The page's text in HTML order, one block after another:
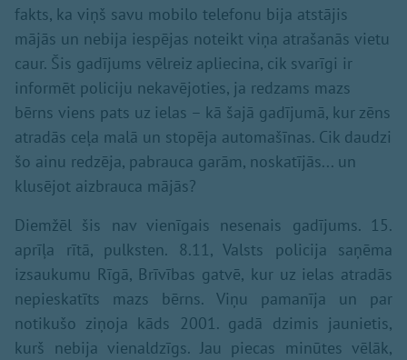
fakts, ka viņš savu mobilo telefonu bija atstājis
mājās un nebija iespējas noteikt viņa atrašanās vietu
caur. Šis gadījums vēlreiz apliecina, cik svarīgi ir
informēt policiju nekavējoties, ja redzams mazs
bērns viens pats uz ielas – kā šajā gadījumā, kur zēns
atradās ceļa malā un stopēja automašīnas. Cik daudzi
šo ainu redzēja, pabrauca garām, noskatījās... un
klusējot aizbrauca mājās?
Diemžēl šis nav vienīgais nesenais gadījums. 15.
aprīļa rītā, pulksten. 8.11, Valsts policija saņēma
izsaukumu Rīgā, Brīvības gatvē, kur uz ielas atradās
nepieskatīts mazs bērns. Viņu pamanīja un par
notikušo ziņoja kāds 2001. gadā dzimis jaunietis,
kurš nebija vienaldzīgs. Jau piecas minūtes vēlāk,